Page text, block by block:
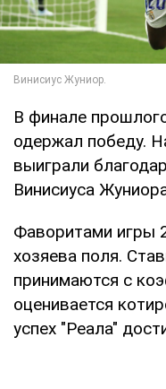
В финале
одержал победу.
выиграли
Винисиуса
Фаворитами игры
хозяева поля.
принимаются с
оценивается
успех "Реала"